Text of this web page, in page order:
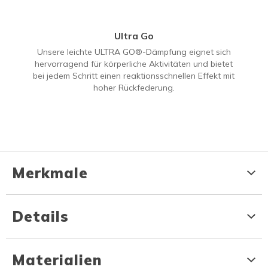
Ultra Go
Unsere leichte ULTRA GO®-Dämpfung eignet sich
hervorragend für körperliche Aktivitäten und bietet
bei jedem Schritt einen reaktionsschnellen Effekt mit
hoher Rückfederung.
Merkmale
Details
Materialien